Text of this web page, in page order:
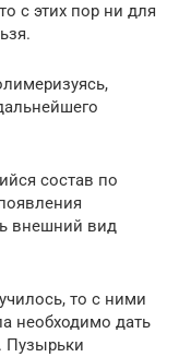
с этих пор ни для
состав по
внешний вид
то с ними
необходимо дать
Пузырьки